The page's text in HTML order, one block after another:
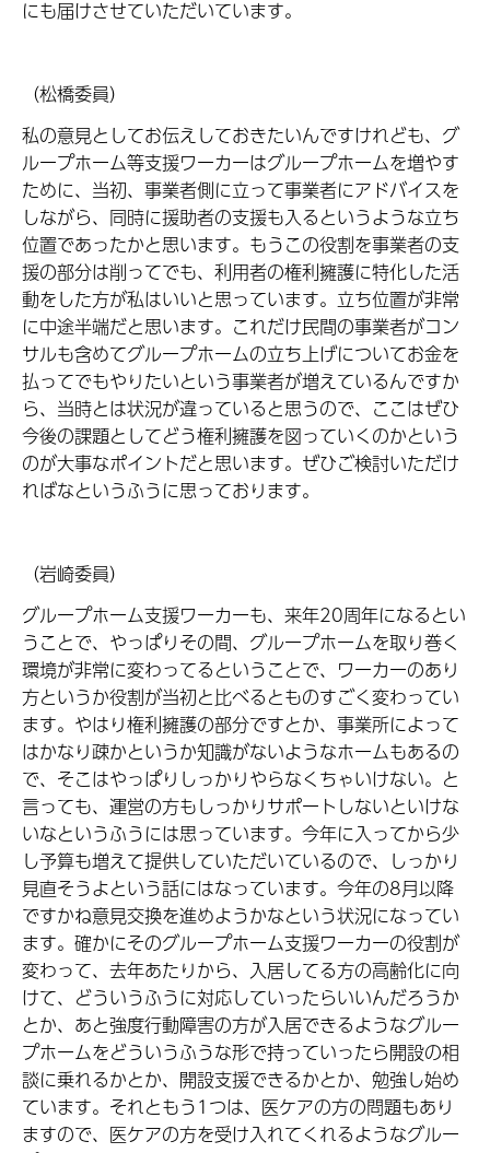
にも届けさせていただいています。
（松橋委員）
私の意見としてお伝えしておきたいんですけれども、グ
ループホーム等支援ワーカーはグループホームを増やす
ために、当初、事業者側に立って事業者にアドバイスを
しながら、同時に援助者の支援も入るというような立ち
位置であったかと思います。もうこの役割を事業者の支
援の部分は削ってでも、利用者の権利擁護に特化した活
動をした方が私はいいと思っています。立ち位置が非常
に中途半端だと思います。これだけ民間の事業者がコン
サルも含めてグループホームの立ち上げについてお金を
払ってでもやりたいという事業者が増えているんですか
ら、当時とは状況が違っていると思うので、ここはぜひ
今後の課題としてどう権利擁護を図っていくのかという
のが大事なポイントだと思います。ぜひご検討いただけ
ればなというふうに思っております。
（岩崎委員）
グループホーム支援ワーカーも、来年20周年になるとい
うことで、やっぱりその間、グループホームを取り巻く
環境が非常に変わってるということで、ワーカーのあり
方というか役割が当初と比べるとものすごく変わってい
ます。やはり権利擁護の部分ですとか、事業所によって
はかなり疎かというか知識がないようなホームもあるの
で、そこはやっぱりしっかりやらなくちゃいけない。と
言っても、運営の方もしっかりサポートしないといけな
いなというふうには思っています。今年に入ってから少
し予算も増えて提供していただいているので、しっかり
見直そうよという話にはなっています。今年の8月以降
ですかね意見交換を進めようかなという状況になってい
ます。確かにそのグループホーム支援ワーカーの役割が
変わって、去年あたりから、入居してる方の高齢化に向
けて、どういうふうに対応していったらいいんだろうか
とか、あと強度行動障害の方が入居できるようなグルー
プホームをどういうふうな形で持っていったら開設の相
談に乗れるかとか、開設支援できるかとか、勉強し始め
ています。それともう1つは、 医ケアの方の問題もあり
ますので、医ケアの方を受け入れてくれるようなグルー